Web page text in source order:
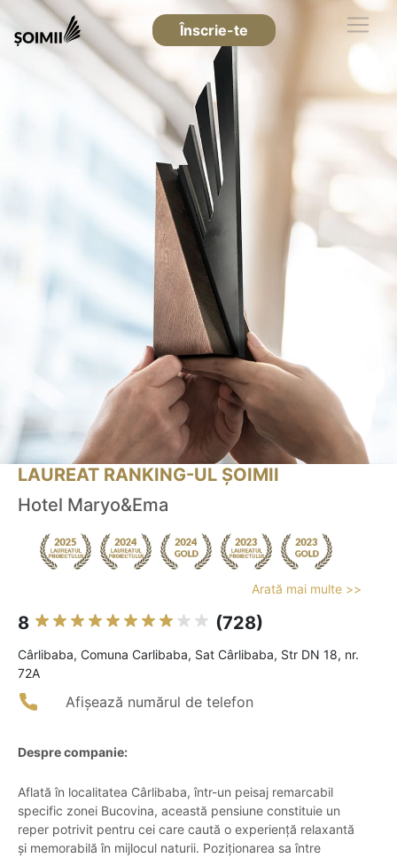
Înscrie-te
LAUREAT RANKING-UL ȘOIMII
Hotel Maryo&Ema
Arată mai multe >>
8 (728)
Cârlibaba, Comuna Carlibaba, Sat Cârlibaba, Str DN 18, nr.
72A
Afișează numărul de telefon
Despre companie:
Aflată în localitatea Cârlibaba, într-un peisaj remarcabil
specific zonei Bucovina, această pensiune constituie un
reper potrivit pentru cei care caută o experiență relaxantă
și memorabilă în mijlocul naturii. Poziționarea sa între